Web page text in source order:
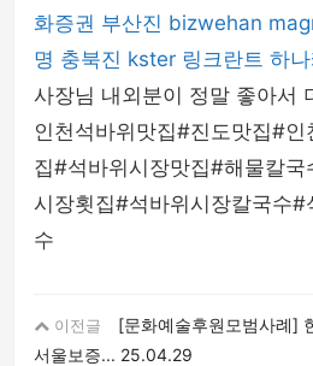
화증권 부산진 bizwehan
명 충북진 kster 링크란트 하
사장님 내외분이 정말 좋아서
인천석바위맛집#진도맛집#
집#석바위시장맛집#해물칼
시장횟집#석바위시장칼국수#
수
이전글
[문화예술후원모범사례]
서울보증... 25.04.29